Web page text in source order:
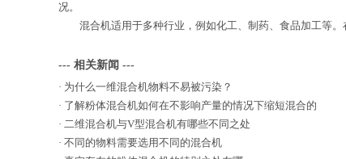
况。
混合机适用于多种行业，例如化工、制药、食品加工等。
--- 相关新闻 ---
· 为什么一维混合机物料不易被污染？
· 了解粉体混合机如何在不影响产量的情况下缩短混合的
· 二维混合机与V型混合机有哪些不同之处
· 不同的物料需要选用不同的混合机